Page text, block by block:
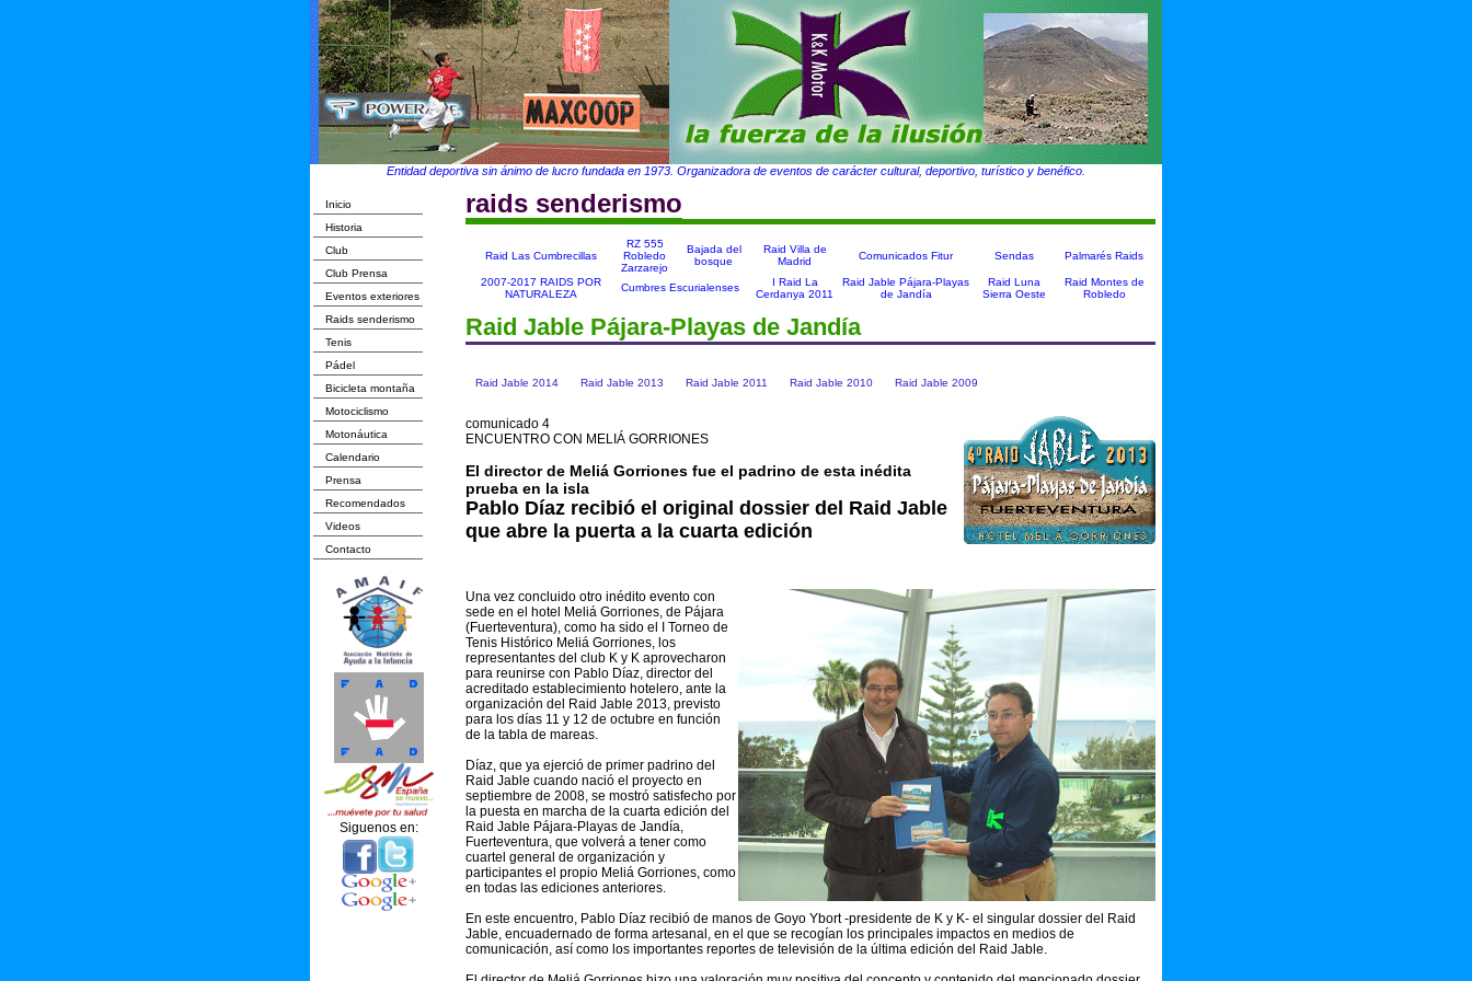
Entidad deportiva sin ánimo de lucro fundada en 1973. Organizadora de eventos de carácter cultural, deportivo, turístico y benéfico.
Inicio
Historia
Club
Club Prensa
Eventos exteriores
Raids senderismo
Tenis
Pádel
Bicicleta montaña
Motociclismo
Motonáutica
Calendario
Prensa
Recomendados
Videos
Contacto
Siguenos en:
raids senderismo
Raid Las Cumbrecillas
RZ 555
Robledo
Zarzarejo
Bajada del
bosque
Raid Villa de
Madrid
Comunicados Fitur Sendas Palmarés Raids
2007-2017 RAIDS POR
NATURALEZA
Cumbres Escurialenses
I Raid La
Cerdanya 2011
Raid Jable Pájara-Playas
de Jandía
Raid Luna
Sierra Oeste
Raid Montes de
Robledo
Raid Jable Pájara-Playas de Jandía
Raid Jable 2014 Raid Jable 2013 Raid Jable 2011 Raid Jable 2010 Raid Jable 2009
comunicado 4
ENCUENTRO CON MELIÁ GORRIONES
El director de Meliá Gorriones fue el padrino de esta inédita
prueba en la isla
Pablo Díaz recibió el original dossier del Raid Jable
que abre la puerta a la cuarta edición
Una vez concluido otro inédito evento con
sede en el hotel Meliá Gorriones, de Pájara
(Fuerteventura), como ha sido el I Torneo de
Tenis Histórico Meliá Gorriones, los
representantes del club K y K aprovecharon
para reunirse con Pablo Díaz, director del
acreditado establecimiento hotelero, ante la
organización del Raid Jable 2013, previsto
para los días 11 y 12 de octubre en función
de la tabla de mareas.
Díaz, que ya ejerció de primer padrino del
Raid Jable cuando nació el proyecto en
septiembre de 2008, se mostró satisfecho por
la puesta en marcha de la cuarta edición del
Raid Jable Pájara-Playas de Jandía,
Fuerteventura, que volverá a tener como
cuartel general de organización y
participantes el propio Meliá Gorriones, como
en todas las ediciones anteriores.
En este encuentro, Pablo Díaz recibió de manos de Goyo Ybort -presidente de K y K- el singular dossier del Raid
Jable, encuadernado de forma artesanal, en el que se recogían los principales impactos en medios de
comunicación, así como los importantes reportes de televisión de la última edición del Raid Jable.